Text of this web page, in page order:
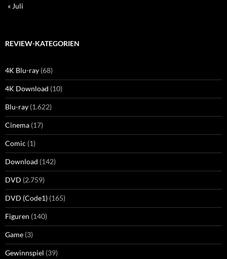
« Juli
REVIEW-KATEGORIEN
4K Blu-ray (68)
4K Download (10)
Blu-ray (1.622)
Cinema (17)
Comic (1)
Download (142)
DVD (2.759)
DVD (Code1) (165)
Figuren (140)
Game (3)
Gewinnspiel (39)